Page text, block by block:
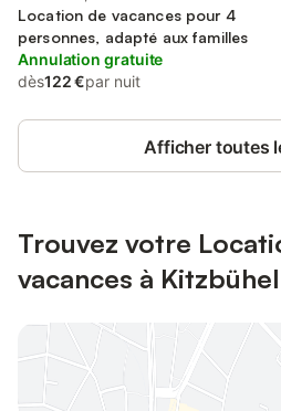
Location de vacances pour 4
personnes, adapté aux familles
Annulation gratuite
dès122 €par nuit
Afficher toutes
Trouvez votre
vacances à Kitzbühel